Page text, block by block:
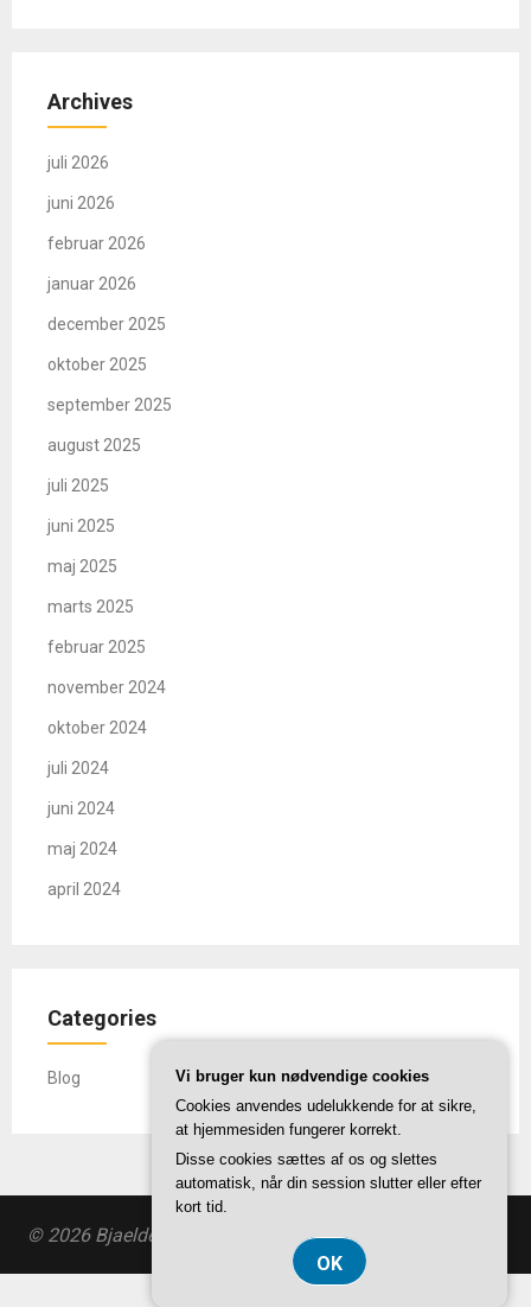
Archives
juli 2026
juni 2026
februar 2026
januar 2026
december 2025
oktober 2025
september 2025
august 2025
juli 2025
juni 2025
maj 2025
marts 2025
februar 2025
november 2024
oktober 2024
juli 2024
juni 2024
maj 2024
april 2024
Categories
Blog
© 2026 Bjaeldemosegaard.dk | Theme by
CVR DK37 40 77 39
Vi bruger kun nødvendige cookies
Cookies anvendes udelukkende for at sikre,
at hjemmesiden fungerer korrekt.
Disse cookies sættes af os og slettes
automatisk, når din session slutter eller efter
kort tid.
OK